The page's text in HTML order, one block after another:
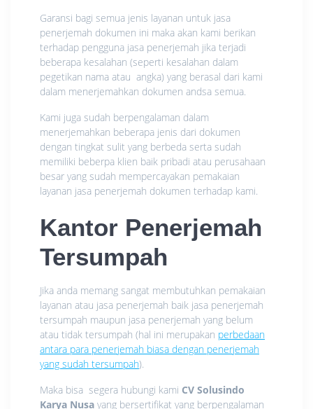
Garansi bagi semua jenis layanan untuk jasa
penerjemah dokumen ini maka akan kami berikan
terhadap pengguna jasa penerjemah jika terjadi
beberapa kesalahan (seperti kesalahan dalam
pegetikan nama atau angka) yang berasal dari kami
dalam menerjemahkan dokumen andsa semua.
Kami juga sudah berpengalaman dalam
menerjemahkan beberapa jenis dari dokumen
dengan tingkat sulit yang berbeda serta sudah
memiliki beberpa klien baik pribadi atau perusahaan
besar yang sudah mempercayakan pemakaian
layanan jasa penerjemah dokumen terhadap kami.
Kantor Penerjemah
Tersumpah
Jika anda memang sangat membutuhkan pemakaian
layanan atau jasa penerjemah baik jasa penerjemah
tersumpah maupun jasa penerjemah yang belum
atau tidak tersumpah (hal ini merupakan perbedaan
antara para penerjemah biasa dengan penerjemah
yang sudah tersumpah).
Maka bisa segera hubungi kami CV Solusindo
Karya Nusa yang bersertifikat yang berpengalaman